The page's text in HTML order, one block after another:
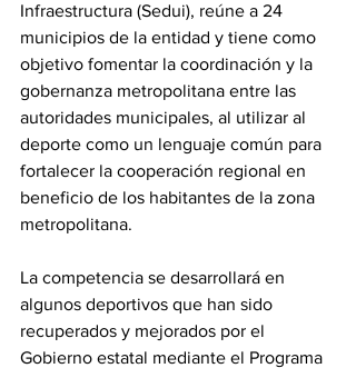
Infraestructura (Sedui), reúne a 24
municipios de la entidad y tiene como
objetivo fomentar la coordinación y la
gobernanza metropolitana entre las
autoridades municipales, al utilizar al
deporte como un lenguaje común para
fortalecer la cooperación regional en
beneficio de los habitantes de la zona
metropolitana.
La competencia se desarrollará en
algunos deportivos que han sido
recuperados y mejorados por el
Gobierno estatal mediante el Programa